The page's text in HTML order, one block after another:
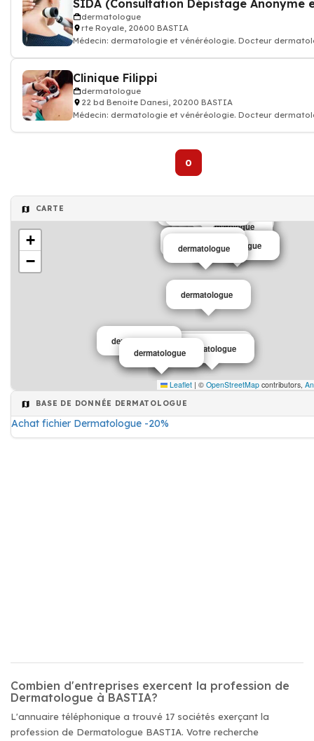
dermatologue
rte Royale, 20600 BASTIA
Médecin: dermatologie et vénéréologie. Docteur
Clinique Filippi
dermatologue
22 bd Benoite Danesi, 20200 BASTIA
Médecin: dermatologie et vénéréologie. Docteur
0
CARTE
dermatologue
dermatologue
dermatologue
dermatologue
dermatologue
dermatologue
Dermatologue
Dermatologue
dermatologue
dermatologue
dermatologue
dermatologue
dermatologue
+
−
Leaflet | © OpenStreetMap contributors,
BASE DE DONNÉE DERMATOLOGUE
Achat fichier Dermatologue -20%
Combien d'entreprises exercent la profession de
Dermatologue à BASTIA?
L'annuaire téléphonique a trouvé 17 sociétés exerçant la
profession de Dermatologue BASTIA. Votre recherche